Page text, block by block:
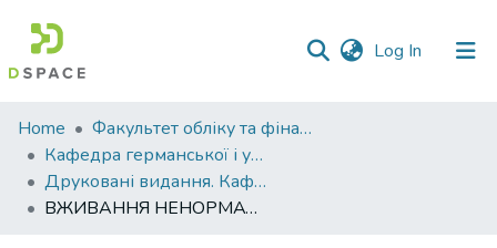
Log In (current)
Communities
&
Collections
All of DSpace
Home
Факультет обліку та фінансів
Кафедра германської і української філології
Друковані видання. Кафедра германської і української філології
ВЖИВАННЯ НЕНОРМАТИВНОЇ ЛЕКСИКИ У СУЧАСНОМУ МОЛОДІЖНОМУ СЕРЕДОВИЩІ